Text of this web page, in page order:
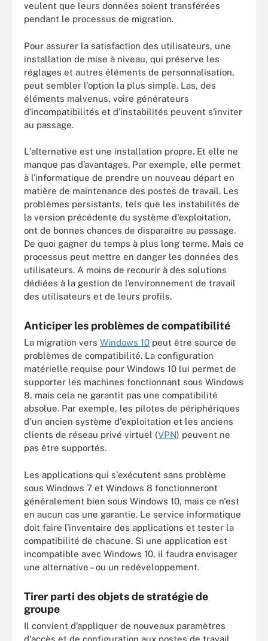
veulent que leurs données soient transférées
pendant le processus de migration.
Pour assurer la satisfaction des utilisateurs, une
installation de mise à niveau, qui préserve les
réglages et autres éléments de personnalisation,
peut sembler l'option la plus simple. Las, des
éléments malvenus, voire générateurs
d’incompatibilités et d’instabilités peuvent s’inviter
au passage.
L'alternative est une installation propre. Et elle ne
manque pas d’avantages. Par exemple, elle permet
à l'informatique de prendre un nouveau départ en
matière de maintenance des postes de travail. Les
problèmes persistants, tels que les instabilités de
la version précédente du système d'exploitation,
ont de bonnes chances de disparaître au passage.
De quoi gagner du temps à plus long terme. Mais ce
processus peut mettre en danger les données des
utilisateurs. A moins de recourir à des solutions
dédiées à la gestion de l’environnement de travail
des utilisateurs et de leurs profils.
Anticiper les problèmes de compatibilité
La migration vers Windows 10 peut être source de
problèmes de compatibilité. La configuration
matérielle requise pour Windows 10 lui permet de
supporter les machines fonctionnant sous Windows
8, mais cela ne garantit pas une compatibilité
absolue. Par exemple, les pilotes de périphériques
d'un ancien système d'exploitation et les anciens
clients de réseau privé virtuel (VPN) peuvent ne
pas être supportés.
Les applications qui s'exécutent sans problème
sous Windows 7 et Windows 8 fonctionneront
généralement bien sous Windows 10, mais ce n'est
en aucun cas une garantie. Le service informatique
doit faire l'inventaire des applications et tester la
compatibilité de chacune. Si une application est
incompatible avec Windows 10, il faudra envisager
une alternative – ou un redéveloppement.
Tirer parti des objets de stratégie de
groupe
Il convient d’appliquer de nouveaux paramètres
d'accès et de configuration aux postes de travail